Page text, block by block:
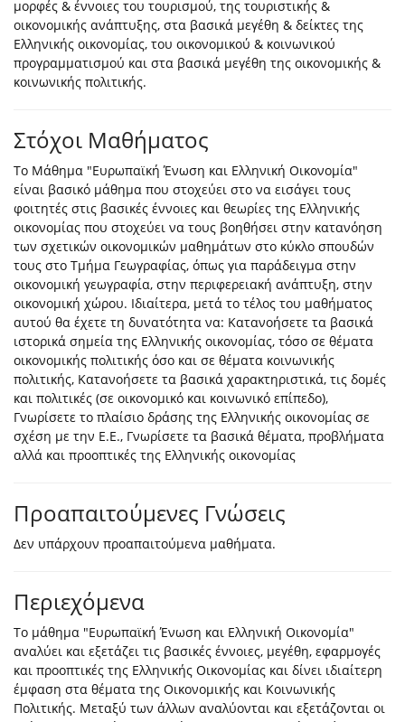
μορφές & έννοιες του τουρισμού, της τουριστικής &
οικονομικής ανάπτυξης, στα βασικά μεγέθη & δείκτες της
Ελληνικής οικονομίας, του οικονομικού & κοινωνικού
προγραμματισμού και στα βασικά μεγέθη της οικονομικής &
κοινωνικής πολιτικής.
Στόχοι Μαθήματος
Το Μάθημα "Ευρωπαϊκή Ένωση και Ελληνική Οικονομία"
είναι βασικό μάθημα που στοχεύει στο να εισάγει τους
φοιτητές στις βασικές έννοιες και θεωρίες της Ελληνικής
οικονομίας που στοχεύει να τους βοηθήσει στην κατανόηση
των σχετικών οικονομικών μαθημάτων στο κύκλο σπουδών
τους στο Τμήμα Γεωγραφίας, όπως για παράδειγμα στην
οικονομική γεωγραφία, στην περιφερειακή ανάπτυξη, στην
οικονομική χώρου. Ιδιαίτερα, μετά το τέλος του μαθήματος
αυτού θα έχετε τη δυνατότητα να: Κατανοήσετε τα βασικά
ιστορικά σημεία της Ελληνικής οικονομίας, τόσο σε θέματα
οικονομικής πολιτικής όσο και σε θέματα κοινωνικής
πολιτικής, Κατανοήσετε τα βασικά χαρακτηριστικά, τις δομές
και πολιτικές (σε οικονομικό και κοινωνικό επίπεδο),
Γνωρίσετε το πλαίσιο δράσης της Ελληνικής οικονομίας σε
σχέση με την Ε.Ε., Γνωρίσετε τα βασικά θέματα, προβλήματα
αλλά και προοπτικές της Ελληνικής οικονομίας
Προαπαιτούμενες Γνώσεις
Δεν υπάρχoυν προαπαιτούμενα μαθήματα.
Περιεχόμενα
Το μάθημα "Ευρωπαϊκή Ένωση και Ελληνική Οικονομία"
αναλύει και εξετάζει τις βασικές έννοιες, μεγέθη, εφαρμογές
και προοπτικές της Ελληνικής Οικονομίας και δίνει ιδιαίτερη
έμφαση στα θέματα της Οικονομικής και Κοινωνικής
Πολιτικής. Μεταξύ των άλλων αναλύονται και εξετάζονται οι